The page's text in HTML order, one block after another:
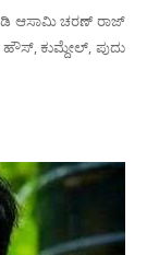
ಆಸಾಮಿ ಚರಣ್ ರಾಜ್
ಕುಮ್ದೇಲ್, ಪುದು